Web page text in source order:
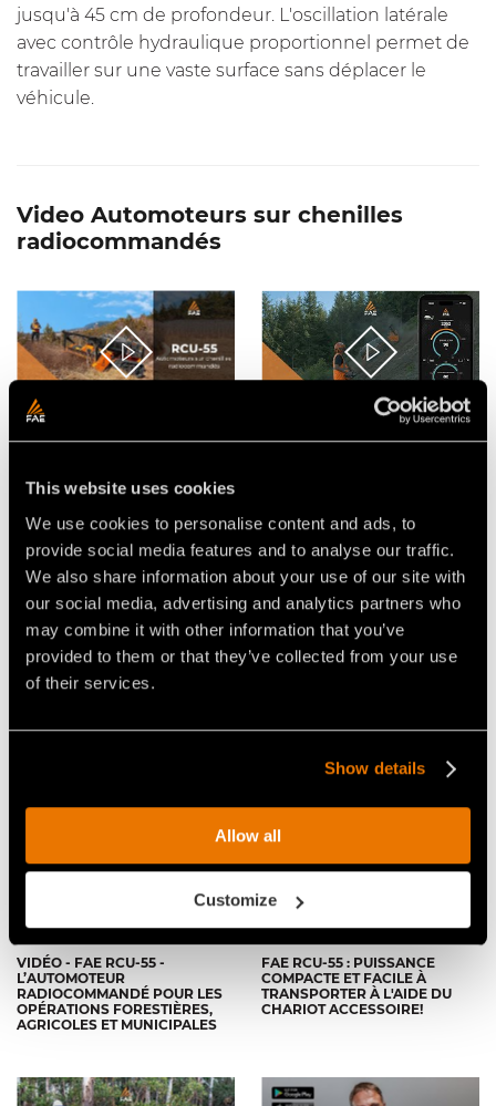
This website uses cookies
We use cookies to personalise content and ads, to
provide social media features and to analyse our traffic.
We also share information about your use of our site with
our social media, advertising and analytics partners who
may combine it with other information that you’ve
provided to them or that they’ve collected from your use
of their services.
Show details
Allow all
Customize
jusqu'à 45 cm de profondeur. L'oscillation latérale
avec contrôle hydraulique proportionnel permet de
travailler sur une vaste surface sans déplacer le
véhicule.
Video Automoteurs sur chenilles
radiocommandés
VIDÉO - FAE RCU55 -
RADIOCOMMANDÉ
L'APPLICATION FAE POUR LES
VIDEO - FAE SCL/RCU -
L'AUTOMOTEUR SUR
ÉQUIPÉ DU BROYEUR
VIDÉO - FAE RCU-55 -
L’AUTOMOTEUR
RADIOCOMMANDÉ POUR LES
OPÉRATIONS FORESTIÈRES,
AGRICOLES ET MUNICIPALES
FAE RCU-55 : PUISSANCE
COMPACTE ET FACILE À
TRANSPORTER À L'AIDE DU
CHARIOT ACCESSOIRE!